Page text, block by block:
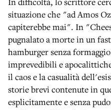
situazione che "ad Amos
capiterebbe mai". In
pugnalato a morte in un
hamburger senza
imprevedibili e
il caos e la casualità
storie brevi contenute in
esplicitamente e senza